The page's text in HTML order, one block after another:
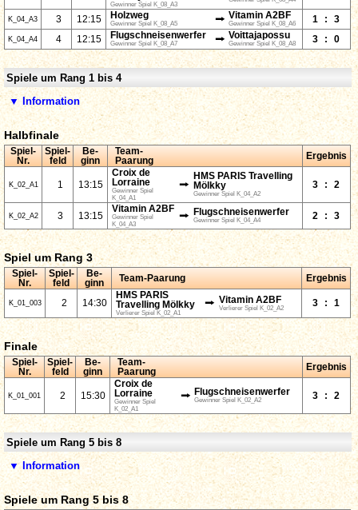
Gewinner Spiel K_08_A3
K_04_A3 3 12:15 Holzweg
Gewinner Spiel K_08_A5 ⭢ Vitamin A2BF
Gewinner Spiel K_08_A6 1 : 3
K_04_A4 4 12:15 Flugschneisenwerfer
Gewinner Spiel K_08_A7 ⭢ Voittajapossu
Gewinner Spiel K_08_A8 3 : 0
Spiele um Rang 1 bis 4
▼ Information
Halbfinale
Spiel-
Nr.
Spiel-
feld
Be-
ginn
Team-
Paarung
Ergebnis
K_02_A1 1 13:15
Croix de
Lorraine
Gewinner Spiel
K_04_A1
⭢
HMS PARIS Travelling
Mölkky
Gewinner Spiel K_04_A2
3 : 2
K_02_A2 3 13:15
Vitamin A2BF
Gewinner Spiel
K_04_A3
⭢ Flugschneisenwerfer
Gewinner Spiel K_04_A4 2 : 3
Spiel um Rang 3
Spiel-
Nr.
Spiel-
feld
Be-
ginn
Team-Paarung Ergebnis
K_01_003 2 14:30
HMS PARIS
Travelling Mölkky
Verlierer Spiel K_02_A1
⭢ Vitamin A2BF
Verlierer Spiel K_02_A2
3 : 1
Finale
Spiel-
Nr.
Spiel-
feld
Be-
ginn
Team-
Paarung
Ergebnis
K_01_001 2 15:30
Croix de
Lorraine
Gewinner Spiel
K_02_A1
⭢ Flugschneisenwerfer
Gewinner Spiel K_02_A2 3 : 2
Spiele um Rang 5 bis 8
▼ Information
Spiele um Rang 5 bis 8